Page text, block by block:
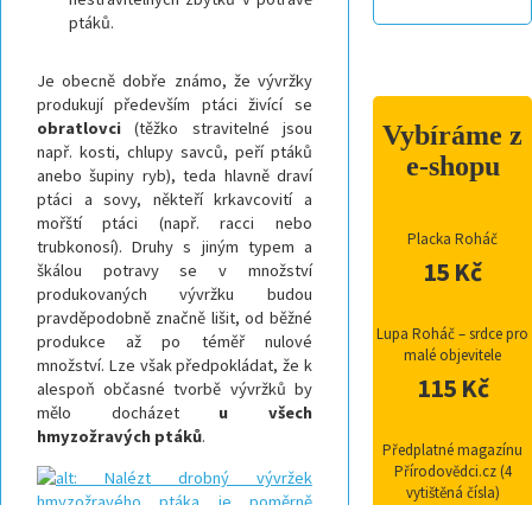
ptáků.
Je obecně dobře známo, že vývržky
produkují především ptáci živící se
obratlovci (těžko stravitelné jsou
např. kosti, chlupy savců, peří ptáků
anebo šupiny ryb), teda hlavně draví
ptáci a sovy, někteří krkavcovití a
mořští ptáci (např. racci nebo
trubkonosí). Druhy s jiným typem a
škálou potravy se v množství
produkovaných vývržku budou
pravděpodobně značně lišit, od běžné
produkce až po téměř nulové
množství. Lze však předpokládat, že k
alespoň občasné tvorbě vývržků by
mělo docházet u všech
hmyzožravých ptáků.
Vybíráme z
e-shopu
Placka Roháč
15 Kč
Lupa Roháč – srdce pro
malé objevitele
115 Kč
Předplatné magazínu
Přírodovědci.cz (4
vytištěná čísla)